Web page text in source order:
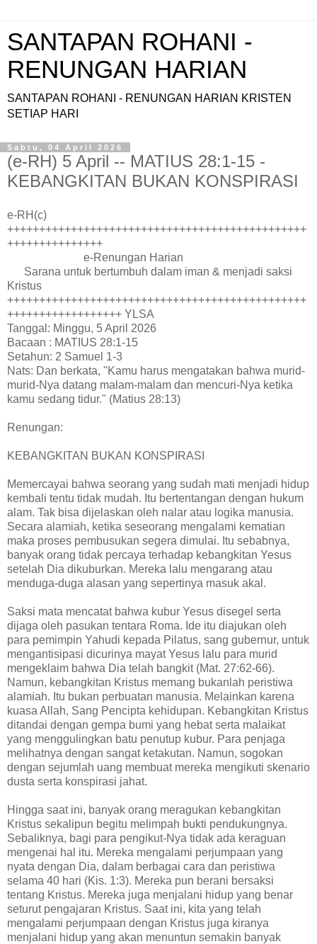
SANTAPAN ROHANI -
RENUNGAN HARIAN
SANTAPAN ROHANI - RENUNGAN HARIAN KRISTEN
SETIAP HARI
Sabtu, 04 April 2026
(e-RH) 5 April -- MATIUS 28:1-15 -
KEBANGKITAN BUKAN KONSPIRASI
e-RH(c)
+++++++++++++++++++++++++++++++++++++++++++++++
+++++++++++++++
e-Renungan Harian
Sarana untuk bertumbuh dalam iman & menjadi saksi
Kristus
+++++++++++++++++++++++++++++++++++++++++++++++
++++++++++++++++++ YLSA
Tanggal: Minggu, 5 April 2026
Bacaan : MATIUS 28:1-15
Setahun: 2 Samuel 1-3
Nats: Dan berkata, "Kamu harus mengatakan bahwa murid-
murid-Nya datang malam-malam dan mencuri-Nya ketika
kamu sedang tidur." (Matius 28:13)
Renungan:
KEBANGKITAN BUKAN KONSPIRASI
Memercayai bahwa seorang yang sudah mati menjadi hidup
kembali tentu tidak mudah. Itu bertentangan dengan hukum
alam. Tak bisa dijelaskan oleh nalar atau logika manusia.
Secara alamiah, ketika seseorang mengalami kematian
maka proses pembusukan segera dimulai. Itu sebabnya,
banyak orang tidak percaya terhadap kebangkitan Yesus
setelah Dia dikuburkan. Mereka lalu mengarang atau
menduga-duga alasan yang sepertinya masuk akal.
Saksi mata mencatat bahwa kubur Yesus disegel serta
dijaga oleh pasukan tentara Roma. Ide itu diajukan oleh
para pemimpin Yahudi kepada Pilatus, sang gubernur, untuk
mengantisipasi dicurinya mayat Yesus lalu para murid
mengeklaim bahwa Dia telah bangkit (Mat. 27:62-66).
Namun, kebangkitan Kristus memang bukanlah peristiwa
alamiah. Itu bukan perbuatan manusia. Melainkan karena
kuasa Allah, Sang Pencipta kehidupan. Kebangkitan Kristus
ditandai dengan gempa bumi yang hebat serta malaikat
yang menggulingkan batu penutup kubur. Para penjaga
melihatnya dengan sangat ketakutan. Namun, sogokan
dengan sejumlah uang membuat mereka mengikuti skenario
dusta serta konspirasi jahat.
Hingga saat ini, banyak orang meragukan kebangkitan
Kristus sekalipun begitu melimpah bukti pendukungnya.
Sebaliknya, bagi para pengikut-Nya tidak ada keraguan
mengenai hal itu. Mereka mengalami perjumpaan yang
nyata dengan Dia, dalam berbagai cara dan peristiwa
selama 40 hari (Kis. 1:3). Mereka pun berani bersaksi
tentang Kristus. Mereka juga menjalani hidup yang benar
seturut pengajaran Kristus. Saat ini, kita yang telah
mengalami perjumpaan dengan Kristus juga kiranya
menjalani hidup yang akan menuntun semakin banyak